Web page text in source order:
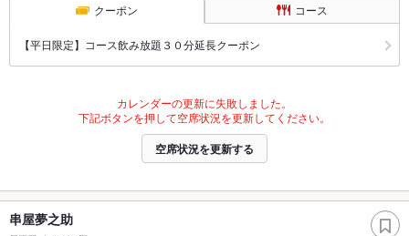
クーポン コース
【平日限定】コース飲み放題３０分延長クーポン
カレンダーの更新に失敗しました。
下記ボタンを押して空席状況を更新してください。
空席状況を更新する
串屋夢之助